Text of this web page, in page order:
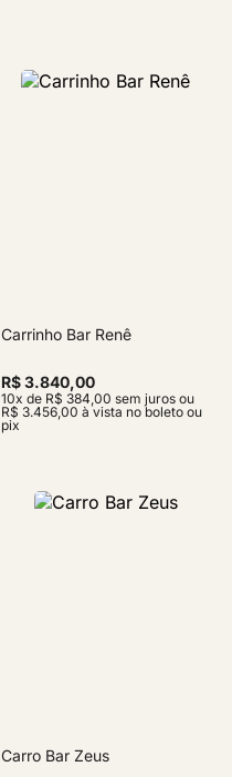
Carrinho Bar Renê
R$ 3.840,00
10x de R$ 384,00 sem juros ou
R$ 3.456,00 à vista no boleto ou
pix
Carro Bar Zeus